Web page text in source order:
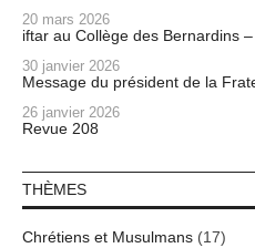
20 mars 2026
iftar au Collège des Bernardins
30 janvier 2026
Message du président de la
26 janvier 2026
Revue 208
THÈMES
Chrétiens et Musulmans (17)